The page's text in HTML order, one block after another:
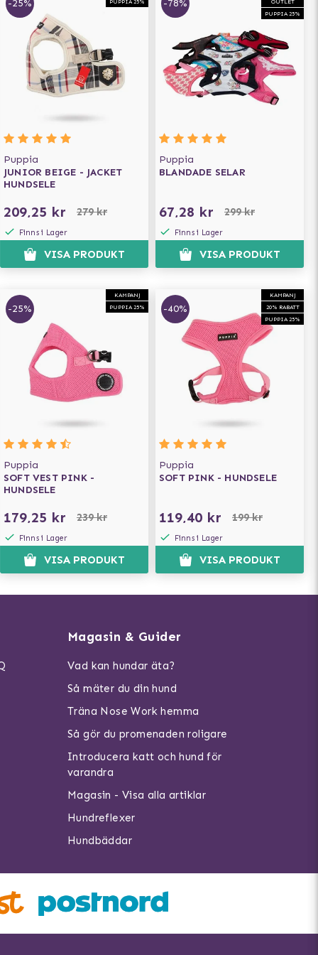
-25%
Puppia
JUNIOR BEIGE - JACKET
HUNDSELE
209,25 kr 279 kr
Finns i Lager
VISA PRODUKT
PUPPIA 25%
-78%
Puppia
BLANDADE SELAR
67,28 kr 299 kr
Finns i Lager
VISA PRODUKT
KAMPANJ
PUPPIA 25%
-25%
Puppia
SOFT VEST PINK -
HUNDSELE
179,25 kr 239 kr
Finns i Lager
VISA PRODUKT
KAMPANJ
20% RABATT
PUPPIA 25%
-40%
Puppia
SOFT PINK - HUNDSELE
119,40 kr 199 kr
Finns i Lager
VISA PRODUKT
Magasin & Guider
Vad kan hundar äta?
Så mäter du din hund
Träna Nose Work hemma
Så gör du promenaden roligare
Introducera katt och hund för
varandra
Magasin - Visa alla artiklar
Hundreflexer
Hundbäddar